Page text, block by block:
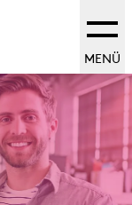
MENÜ